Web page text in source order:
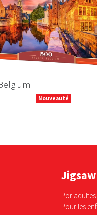
Nouveauté
Por adultes
Pour les